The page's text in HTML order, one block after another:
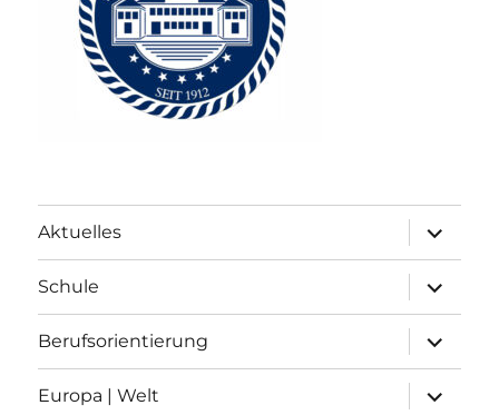
Aktuelles
anzeigen
Schule
anzeigen
Berufsorientierung
anzeigen
Europa | Welt
anzeigen